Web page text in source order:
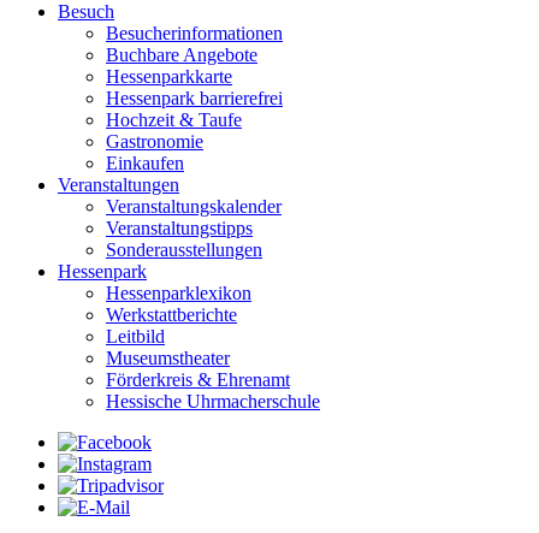
Besuch
Besucherinformationen
Buchbare Angebote
Hessenparkkarte
Hessenpark barrierefrei
Hochzeit & Taufe
Gastronomie
Einkaufen
Veranstaltungen
Veranstaltungskalender
Veranstaltungstipps
Sonderausstellungen
Hessenpark
Hessenparklexikon
Werkstattberichte
Leitbild
Museumstheater
Förderkreis & Ehrenamt
Hessische Uhrmacherschule